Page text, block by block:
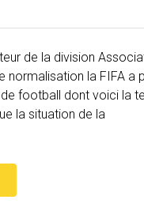
de la division
normalisation la FIFA
football dont voici la
la situation de la